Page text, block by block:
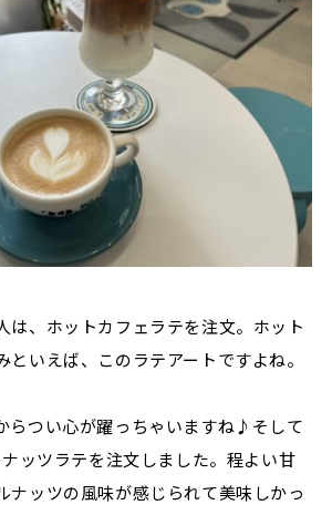
は、ホットカフェラテを注文。ホット
といえば、このラテアートですよね。
らつい心が躍っちゃいますね♪そして
ッツラテを注文しました。程よい甘
ナッツの風味が感じられて美味しかっ